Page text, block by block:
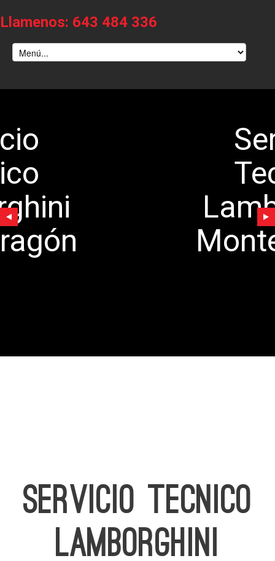
Llamenos: 643 484 336
Servicio
Tecnico
Lamborghini
SERVICIO TECNICO
LAMBORGHINI